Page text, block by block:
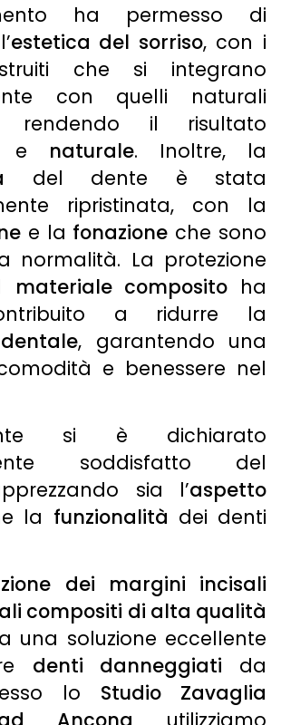
ha permesso di
estetica del sorriso, con i
che si integrano
con quelli naturali
rendendo il risultato
e naturale. Inoltre, la
del dente è stata
ripristinata, con la
e la fonazione che sono
normalità. La protezione
materiale compositoha
a ridurre la
, garantendo una
e benessere nel
si è dichiarato
soddisfatto del
sia l’aspetto
la funzionalità dei denti
dei margini incisali
compositi di alta qualità
una soluzione eccellente
denti danneggiati da
lo Studio Zavaglia